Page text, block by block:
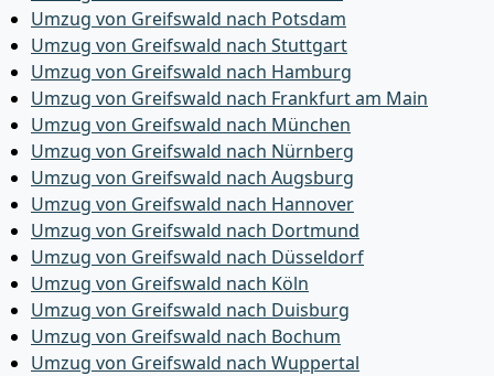
Umzug von Greifswald nach Potsdam
Umzug von Greifswald nach Stuttgart
Umzug von Greifswald nach Hamburg
Umzug von Greifswald nach Frankfurt am Main
Umzug von Greifswald nach München
Umzug von Greifswald nach Nürnberg
Umzug von Greifswald nach Augsburg
Umzug von Greifswald nach Hannover
Umzug von Greifswald nach Dortmund
Umzug von Greifswald nach Düsseldorf
Umzug von Greifswald nach Köln
Umzug von Greifswald nach Duisburg
Umzug von Greifswald nach Bochum
Umzug von Greifswald nach Wuppertal